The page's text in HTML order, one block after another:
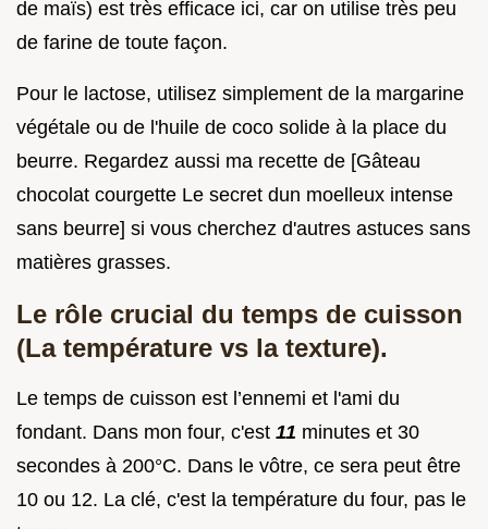
de maïs) est très efficace ici, car on utilise très peu
de farine de toute façon.
Pour le lactose, utilisez simplement de la margarine
végétale ou de l'huile de coco solide à la place du
beurre. Regardez aussi ma recette de [Gâteau
chocolat courgette Le secret dun moelleux intense
sans beurre] si vous cherchez d'autres astuces sans
matières grasses.
Le rôle crucial du temps de cuisson
(La température vs la texture).
Le temps de cuisson est l’ennemi et l'ami du
fondant. Dans mon four, c'est 11 minutes et 30
secondes à 200°C. Dans le vôtre, ce sera peut être
10 ou 12. La clé, c'est la température du four, pas le